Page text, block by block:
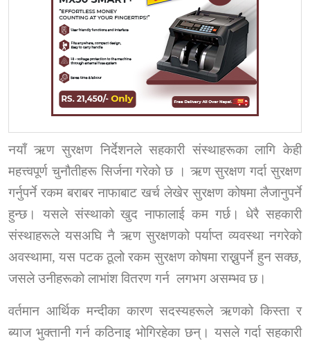
नयाँ ऋण सुरक्षण निर्देशनले सहकारी संस्थाहरूका लागि केही
महत्त्वपूर्ण चुनौतीहरू सिर्जना गरेको छ
। ऋण सुरक्षण गर्दा सुरक्षण
गर्नुपर्ने रकम बराबर नाफाबाट खर्च लेखेर सुरक्षण कोषमा लैजानुपर्ने
हुन्छ। यसले संस्थाको खुद नाफालाई कम गर्छ। धेरै सहकारी
संस्थाहरूले यसअघि नै ऋण सुरक्षणको पर्याप्त व्यवस्था नगरेको
अवस्थामा,यस पटक ठूलो रकम सुरक्षण कोषमा राख्नुपर्ने हुन सक्छ,
जसले उनीहरूको लाभांश वितरण गर्न लगभग असम्भव छ।
वर्तमान आर्थिक मन्दीका कारण सदस्यहरूले ऋणको किस्ता र
ब्याज भुक्तानी गर्न कठिनाइ भोगिरहेका छन्। यसले गर्दा सहकारी